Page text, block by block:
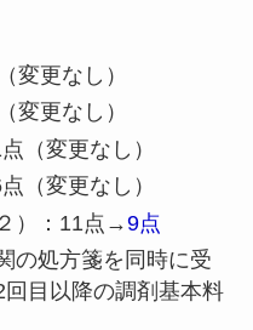
変更なし）
変更なし）
（変更なし）
（変更なし）
）：11点→9点
の処方箋を同時に受
目以降の調剤基本料